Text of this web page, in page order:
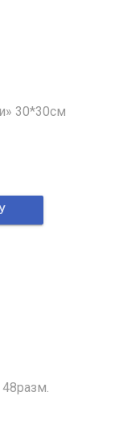
30*30см
48разм.